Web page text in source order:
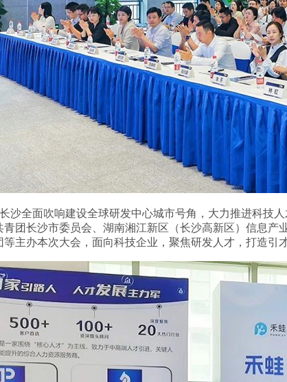
沙全面吹响建设全球研发中心城市号角，大力推进科技
青团长沙市委员会、湖南湘江新区（长沙高新区）信息
等主办本次大会，面向科技企业，聚焦研发人才，打造引